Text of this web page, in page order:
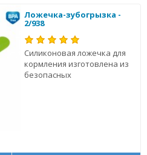
Ложечка-зубогрызка -
2/938
Силиконовая ложечка для
кормления изготовлена из
безопасных